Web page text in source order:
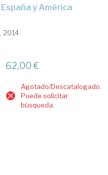
y América
2014
62,00 €
Agotado/Descatalogado.
Puede solicitar
búsqueda.